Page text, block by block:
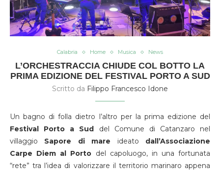
Calabria Home Musica News
L’ORCHESTRACCIA CHIUDE COL BOTTO LA
PRIMA EDIZIONE DEL FESTIVAL PORTO A SUD
Scritto da Filippo Francesco Idone
Un bagno di folla dietro l’altro per la prima edizione del
Festival
Porto a Sud
del Comune di Catanzaro nel
villaggio Sapore di mare ideato dall’Associazione
Carpe Diem al Porto del capoluogo, in una fortunata
“rete” tra l’idea di valorizzare il territorio marinaro appena